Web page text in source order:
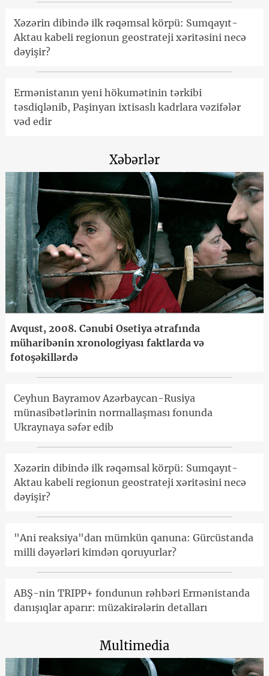
Xəzərin dibində ilk rəqəmsal körpü: Sumqayıt-
Aktau kabeli regionun geostrateji xəritəsini necə
dəyişir?
Ermənistanın yeni hökumətinin tərkibi
təsdiqlənib, Paşinyan ixtisaslı kadrlara vəzifələr
vəd edir
Xəbərlər
Avqust, 2008. Cənubi Osetiya ətrafında
müharibənin xronologiyası faktlarda və
fotoşəkillərdə
Ceyhun Bayramov Azərbaycan-Rusiya
münasibətlərinin normallaşması fonunda
Ukraynaya səfər edib
Xəzərin dibində ilk rəqəmsal körpü: Sumqayıt-
Aktau kabeli regionun geostrateji xəritəsini necə
dəyişir?
"Ani reaksiya"dan mümkün qanuna: Gürcüstanda
milli dəyərləri kimdən qoruyurlar?
ABŞ-nin TRIPP+ fondunun rəhbəri Ermənistanda
danışıqlar aparır: müzakirələrin detalları
Multimedia